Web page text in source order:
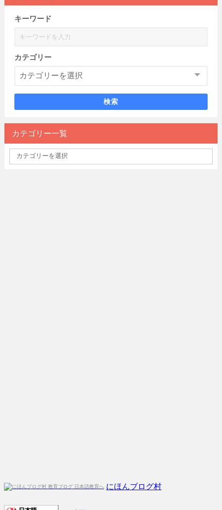
キーワード
カテゴリー
検索
カテゴリー一覧
にほんブログ村